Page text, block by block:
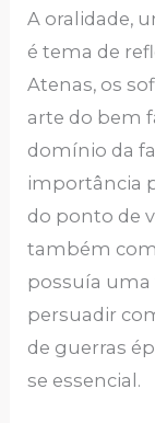
A oralidade,
é tema de
Atenas, os
arte do bem
domínio da
importância
do ponto de
também
possuía uma
persuadir
de guerras
se essencial.